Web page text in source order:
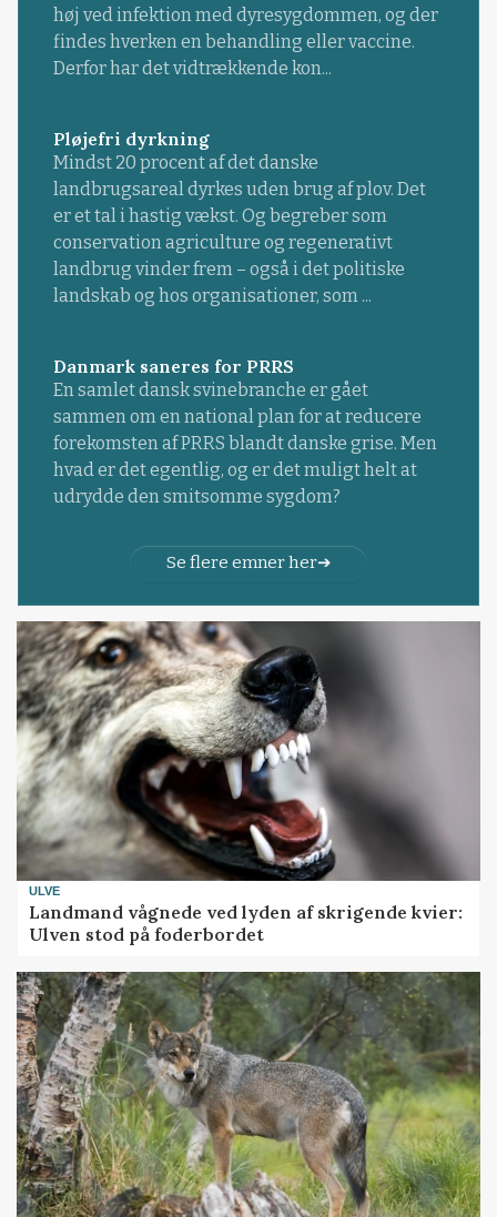
høj ved infektion med dyresygdommen, og der
findes hverken en behandling eller vaccine.
Derfor har det vidtrækkende kon...
Pløjefri dyrkning
Mindst 20 procent af det danske
landbrugsareal dyrkes uden brug af plov. Det
er et tal i hastig vækst. Og begreber som
conservation agriculture og regenerativt
landbrug vinder frem – også i det politiske
landskab og hos organisationer, som ...
Danmark saneres for PRRS
En samlet dansk svinebranche er gået
sammen om en national plan for at reducere
forekomsten af PRRS blandt danske grise. Men
hvad er det egentlig, og er det muligt helt at
udrydde den smitsomme sygdom?
Se flere emner her
ULVE
Landmand vågnede ved lyden af skrigende kvier:
Ulven stod på foderbordet